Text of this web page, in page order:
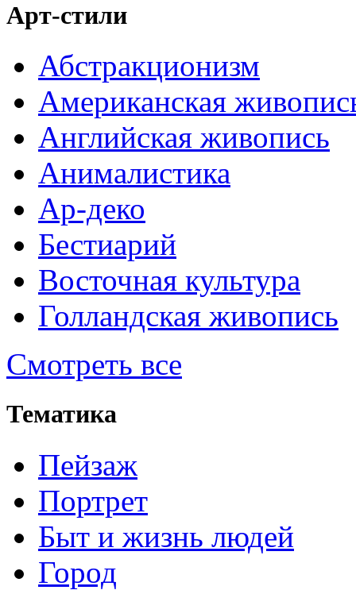
Арт-стили
Абстракционизм
Американская
Английская живопись
Анималистика
Ар-деко
Бестиарий
Восточная культура
Голландская живопись
Смотреть все
Тематика
Пейзаж
Портрет
Быт и жизнь людей
Город